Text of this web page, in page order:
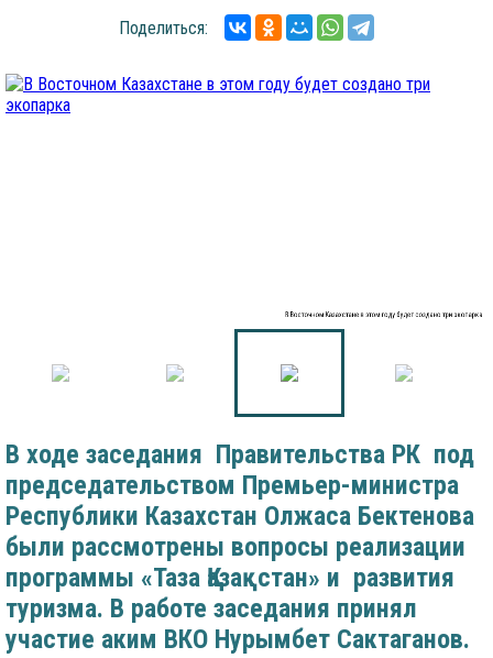
Поделиться:
В Восточном Казахстане в этом году будет создано три экопарка
В ходе заседания Правительства РК под
председательством Премьер-министра
Республики Казахстан Олжаса Бектенова
были рассмотрены вопросы реализации
программы «Таза Қазақстан» и развития
туризма. В работе заседания принял
участие аким ВКО Нурымбет Сактаганов.